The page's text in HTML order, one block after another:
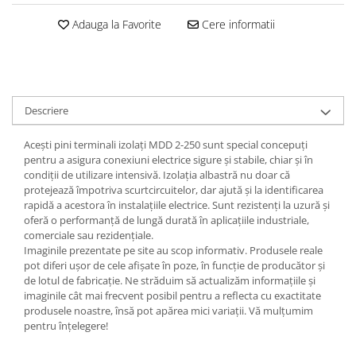
Catarge
Montaj Lateral Catarg
Electric
Piese de adaptare
Prize, întrerupătoare, detectoare
de mișcare și accesorii
Altele
Butoane
Cadre de montaj aparent
Detectoare de mișcare
Doze
Obturatoare
Prelungitoare, Stechere, Accesorii
Adauga la Favorite Cere informatii
Descriere
Acești pini terminali izolați MDD 2-250 sunt special concepuți
pentru a asigura conexiuni electrice sigure și stabile, chiar și în
condiții de utilizare intensivă. Izolația albastră nu doar că
protejează împotriva scurtcircuitelor, dar ajută și la identificarea
rapidă a acestora în instalațiile electrice. Sunt rezistenți la uzură și
oferă o performanță de lungă durată în aplicațiile industriale,
comerciale sau rezidențiale.
Imaginile prezentate pe site au scop informativ. Produsele reale
pot diferi ușor de cele afișate în poze, în funcție de producător și
de lotul de fabricație. Ne străduim să actualizăm informațiile și
imaginile cât mai frecvent posibil pentru a reflecta cu exactitate
produsele noastre, însă pot apărea mici variații. Vă mulțumim
pentru înțelegere!